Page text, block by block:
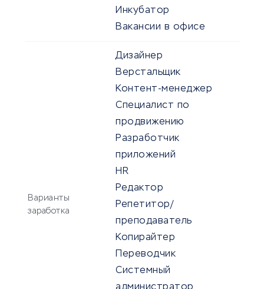
Инкубатор
Вакансии в офисе
Варианты
заработка
Дизайнер
Верстальщик
Контент-менеджер
Специалист по
продвижению
Разработчик
приложений
HR
Редактор
Репетитор/
преподаватель
Копирайтер
Переводчик
Системный